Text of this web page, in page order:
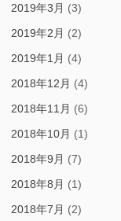
2019年3月 (3)
2019年2月 (2)
2019年1月 (4)
2018年12月 (4)
2018年11月 (6)
2018年10月 (1)
2018年9月 (7)
2018年8月 (1)
2018年7月 (2)